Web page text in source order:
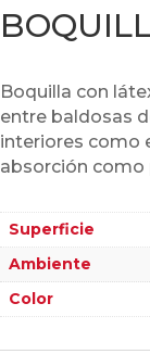
Boquilla con
entre baldosas
interiores como
absorción como
Superficie
Ambiente
Color